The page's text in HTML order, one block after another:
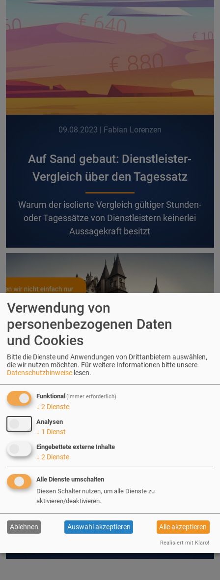
09.08.2023 | Fabian Lorenzen
Auf Sand gebaut: Dienstleister-
Vergleich über den Tagessatz
Warum der isolierte Vergleich gültiger Stunden-
oder Tagessätze von Dienstleistern keinerlei
Aussagekraft besitzt
03.04.2023
Scope Creep - wenn das Projekt
schleichend aus dem Ruder läuft
rfahren Sie, worum es sich bei Scope Creep
handelt, wieso er eine erhebliche Gefahr für
jedwedes Projekt darstellen kann und wie man
Verwendung von
personenbezogenen Daten
und Cookies
Bitte die Dienste und Anwendungen von Drittanbietern auswählen,
die wir nutzen möchten. Für weitere Informationen bitte unsere
Datenschutzhinweise lesen.
Funktional (immer erforderlich)
↓ 2 Dienste
Analysen
↓ 1 Dienst
Eingebettete externe Inhalte
↓ 2 Dienste
Alle Dienste umschalten
Diesen Schalter nutzen, um alle Dienste zu
aktivieren/deaktivieren.
Ablehnen Auswahl akzeptieren Alle akzeptieren
Realisiert mit Klaro!